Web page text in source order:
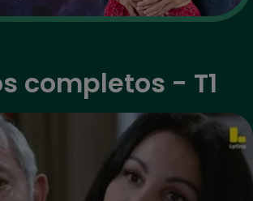
completos - T1